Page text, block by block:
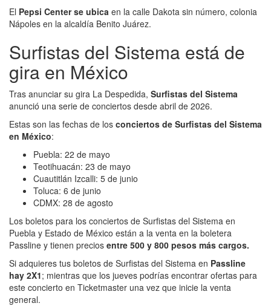
El Pepsi Center se ubica en la calle Dakota sin número, colonia
Nápoles en la alcaldía Benito Juárez.
Surfistas del Sistema está de
gira en México
Tras anunciar su gira La Despedida, Surfistas del Sistema
anunció una serie de conciertos desde abril de 2026.
Estas son las fechas de los conciertos de Surfistas del Sistema
en México:
Puebla: 22 de mayo
Teotihuacán: 23 de mayo
Cuautitlán Izcalli: 5 de junio
Toluca: 6 de junio
CDMX: 28 de agosto
Los boletos para los conciertos de Surfistas del Sistema en
Puebla y Estado de México están a la venta en la boletera
Passline y tienen precios entre 500 y 800 pesos más cargos.
Si adquieres tus boletos de Surfistas del Sistema en Passline
hay 2X1; mientras que los jueves podrías encontrar ofertas para
este concierto en Ticketmaster una vez que inicie la venta
general.